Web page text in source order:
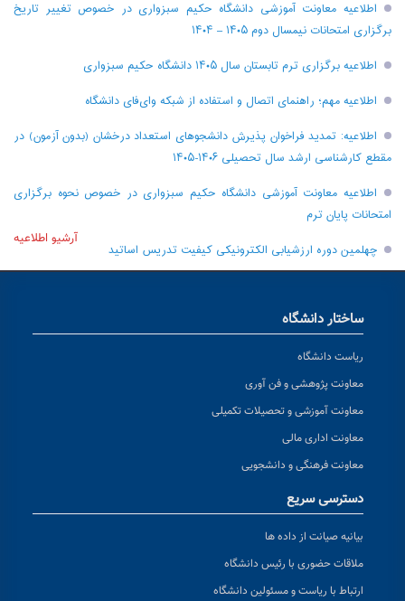
اطلاعیه معاونت آموزشی دانشگاه حکیم سبزواری در خصوص تغییر تاریخ
برگزاری امتحانات نیمسال دوم ۱۴۰۵ – ۱۴۰۴
اطلاعیه برگزاری ترم تابستان سال ۱۴۰۵ دانشگاه حکیم سبزواری
اطلاعیه مهم؛ راهنمای اتصال و استفاده از شبکه وای‌فای دانشگاه
اطلاعیه: تمدید فراخوان پذیرش دانشجو‌های استعداد درخشان (بدون آزمون) در
مقطع کارشناسی ارشد سال تحصیلی ۱۴۰۶-۱۴۰۵
اطلاعیه معاونت آموزشی دانشگاه حکیم سبزواری در خصوص نحوه برگزاری
امتحانات پایان ترم
چهلمین دوره ارزشیابی الکترونیکی کیفیت تدریس اساتید
آرشیو اطلاعیه
ساختار دانشگاه
ریاست دانشگاه
معاونت پژوهشی و فن آوری
معاونت آموزشی و تحصیلات تکمیلی
معاونت اداری مالی
معاونت فرهنگی و دانشجویی
دسترسی سریع
بیانیه صیانت از داده ها
ملاقات حضوری با رئیس دانشگاه
ارتباط با ریاست و مسئولین دانشگاه